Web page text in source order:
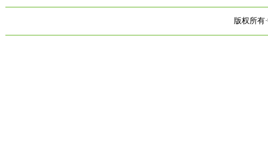
版权所有